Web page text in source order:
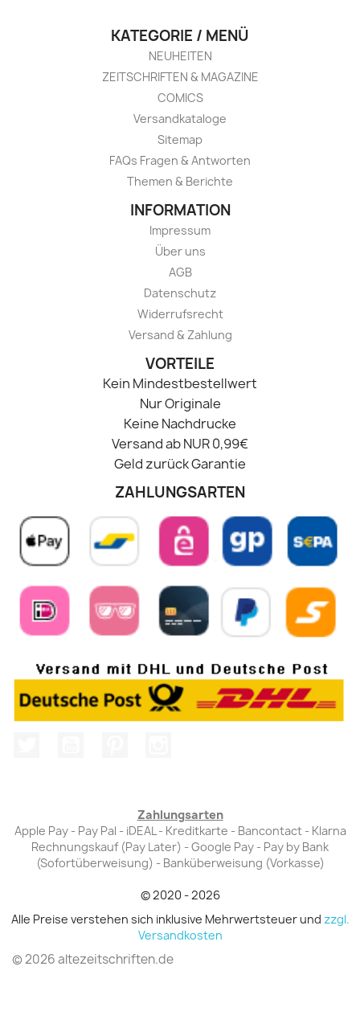
KATEGORIE / MENÜ
NEUHEITEN
ZEITSCHRIFTEN & MAGAZINE
COMICS
Versandkataloge
Sitemap
FAQs Fragen & Antworten
Themen & Berichte
INFORMATION
Impressum
Über uns
AGB
Datenschutz
Widerrufsrecht
Versand & Zahlung
VORTEILE
Kein Mindestbestellwert
Nur Originale
Keine Nachdrucke
Versand ab NUR 0,99€
Geld zurück Garantie
ZAHLUNGSARTEN
Zahlungsarten
Apple Pay - Pay Pal - iDEAL - Kreditkarte - Bancontact - Klarna
Rechnungskauf (Pay Later) - Google Pay - Pay by Bank
(Sofortüberweisung) - Banküberweisung (Vorkasse)
© 2020 - 2026
Alle Preise verstehen sich inklusive Mehrwertsteuer und zzgl.
Versandkosten
© 2026 altezeitschriften.de